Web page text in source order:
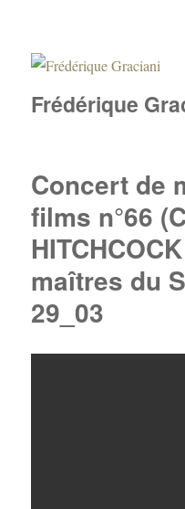
Frédérique
Concert de
films n°66
maîtres du
29_03